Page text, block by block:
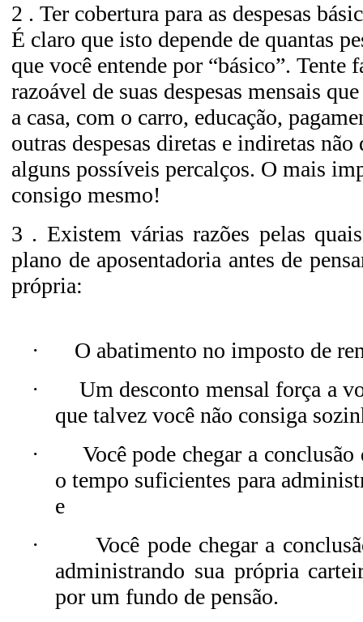
2 . Ter cobertura para as despesas
É claro que isto depende de quantas
que você entende por “básico”. Tente
razoável de suas despesas mensais
a casa, com o carro, educação,
outras despesas diretas e indiretas
alguns possíveis percalços. O mais
consigo mesmo!
3 . Existem várias razões pelas
plano de aposentadoria antes de
própria:
·
O abatimento no imposto de
·
Um desconto mensal força a
que talvez você não consiga
·
Você pode chegar a
o tempo suficientes para
e
·
Você pode chegar a
administrando sua própria
por um fundo de pensão.